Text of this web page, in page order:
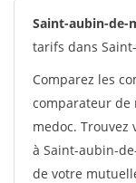
Saint-aubin-de-
tarifs dans
Comparez les
comparateur de
medoc.
à Saint-aubin-
de votre